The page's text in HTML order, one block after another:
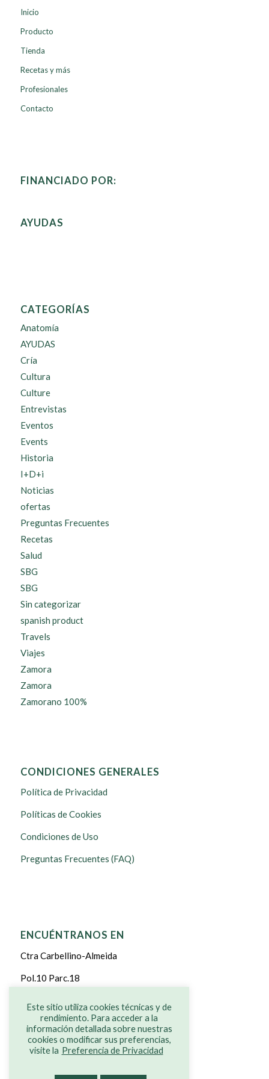
Inicio
Producto
Tienda
Recetas y más
Profesionales
Contacto
FINANCIADO POR:
AYUDAS
CATEGORÍAS
Anatomía
AYUDAS
Cría
Cultura
Culture
Entrevistas
Eventos
Events
Historia
I+D+i
Noticias
ofertas
Preguntas Frecuentes
Recetas
Salud
SBG
SBG
Sin categorizar
spanish product
Travels
Viajes
Zamora
Zamora
Zamorano 100%
CONDICIONES GENERALES
Política de Privacidad
Políticas de Cookies
Condiciones de Uso
Preguntas Frecuentes (FAQ)
ENCUÉNTRANOS EN
Ctra Carbellino-Almeida
Pol.10 Parc.18
ZAMORA
Este sitio utiliza cookies técnicas y de
rendimiento. Para acceder a la
información detallada sobre nuestras
cookies o modificar sus preferencias,
visite la Preferencia de Privacidad